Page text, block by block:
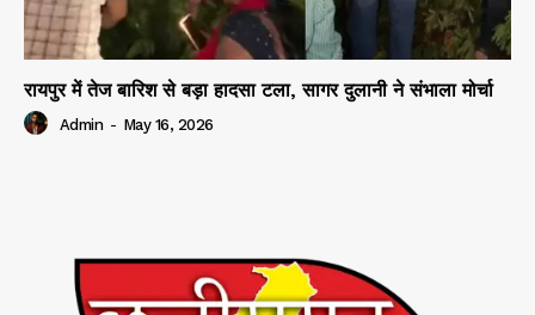
रायपुर में तेज बारिश से बड़ा हादसा टला, सागर दुलानी ने संभाला मोर्चा
Admin - May 16, 2026